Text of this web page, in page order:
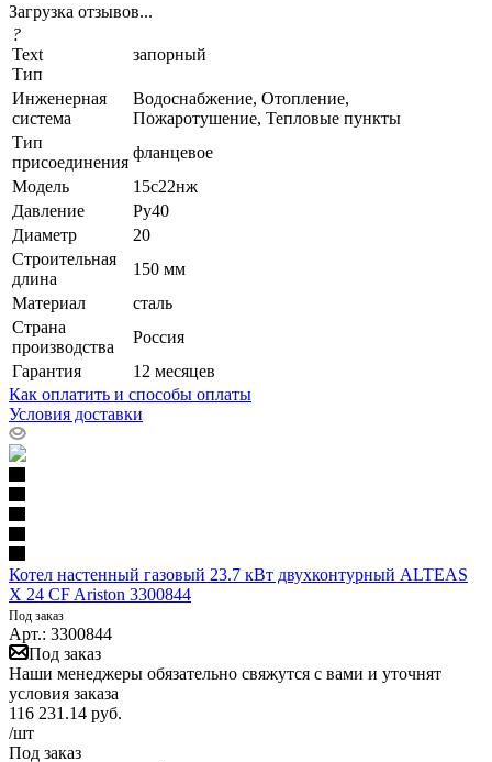
Загрузка отзывов...
?
Text
Тип
запорный
Инженерная
система
Водоснабжение, Отопление,
Пожаротушение, Тепловые пункты
Тип
присоединения
фланцевое
Модель
15с22нж
Давление
Ру40
Диаметр
20
Строительная
длина
150 мм
Материал
сталь
Страна
производства
Россия
Гарантия
12 месяцев
Как оплатить и способы оплаты
Условия доставки
Котел настенный газовый 23.7 кВт двухконтурный ALTEAS
X 24 CF Ariston 3300844
Под заказ
Арт.: 3300844
Под заказ
Наши менеджеры обязательно свяжутся с вами и уточнят
условия заказа
116 231.14 руб.
/шт
Под заказ